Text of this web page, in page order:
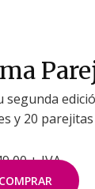
segunda
y 20
+ IVA
COMPRAR